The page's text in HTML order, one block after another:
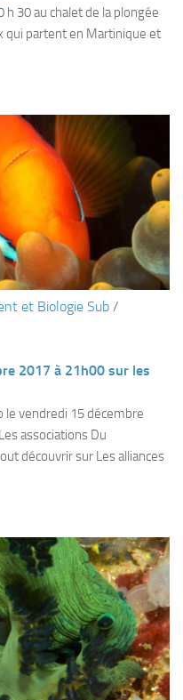
h 30 au chalet de la plongée
qui partent en Martinique et
et Biologie Sub /
2017 à 21h00 sur les
le vendredi 15 décembre
associations Du
découvrir sur Les alliances